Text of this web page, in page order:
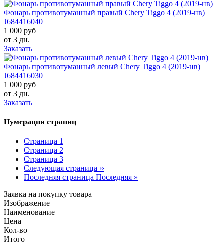
Фонарь противотуманный правый Chery Tiggo 4 (2019-нв)
J684416040
1 000 руб
от 3 дн.
Заказать
Фонарь противотуманный левый Chery Tiggo 4 (2019-нв)
J684416030
1 000 руб
от 3 дн.
Заказать
Нумерация страниц
Страница 1
Страница 2
Страница 3
Следующая страница ››
Последняя страница Последняя »
Заявка на покупку товара
Изображение
Наименование
Цена
Кол-во
Итого